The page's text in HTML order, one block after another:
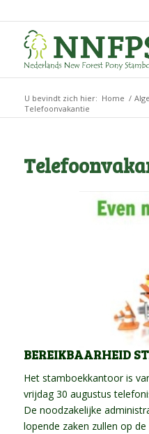
U bevindt zich hier: Home /
Telefoonvakantie
BEREIKBAARHEID
Het stamboekkantoor is
vrijdag 30 augustus
De noodzakelijke
lopende zaken zullen op